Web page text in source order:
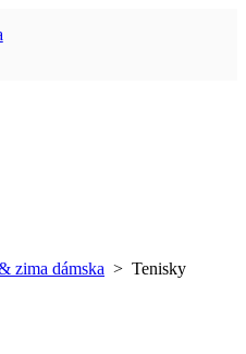
zima dámska > Tenisky